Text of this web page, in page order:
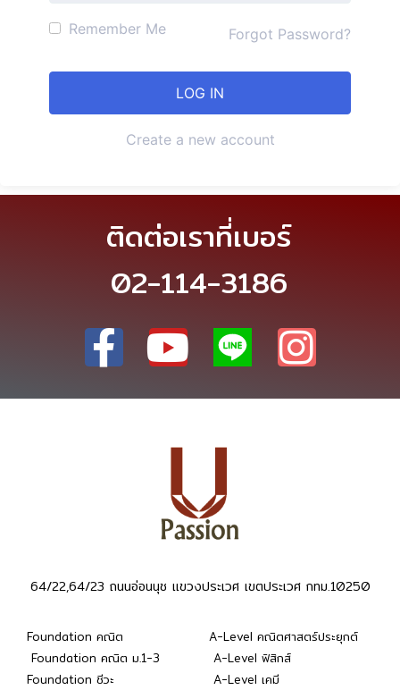
Remember Me Forgot Password?
Create a new account
ติดต่อเราที่เบอร์
02-114-3186
64/22,64/23 ถนนอ่อนนุช แขวงประเวศ เขตประเวศ กทม.10250
Foundation คณิต
Foundation คณิต ม.1-3
Foundation ชีวะ
A-Level คณิตศาสตร์ประยุกต์
A-Level ฟิสิกส์
A-Level เคมี